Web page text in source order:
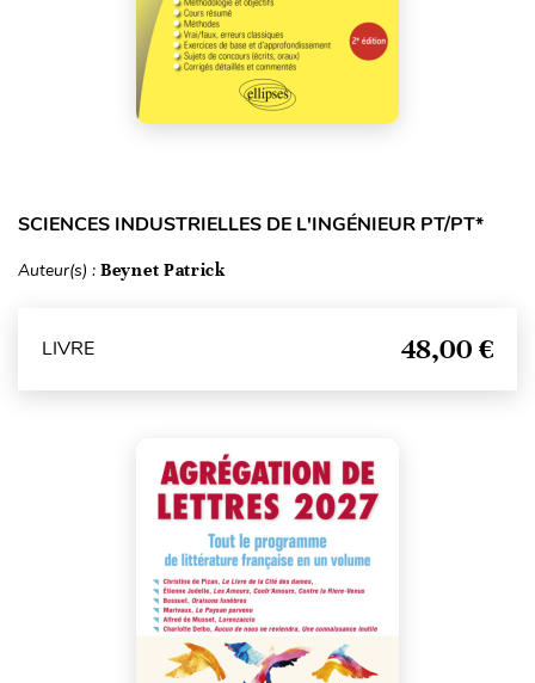
SCIENCES INDUSTRIELLES DE L'INGÉNIEUR PT/PT*
Auteur(s) : Beynet Patrick
LIVRE 48,00 €